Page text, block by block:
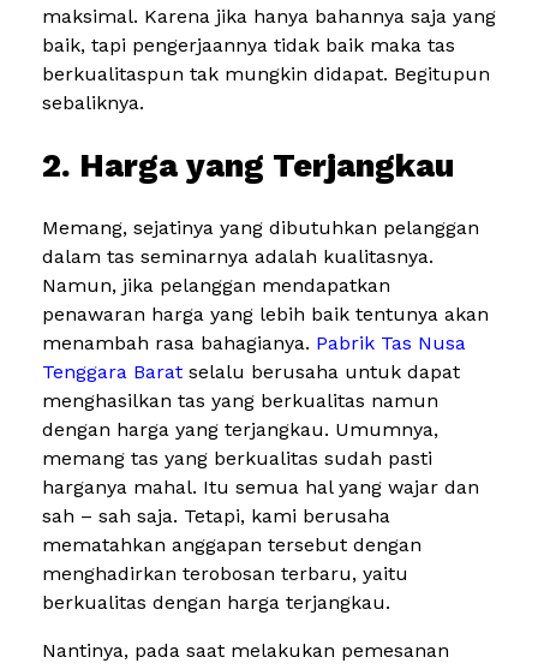
maksimal. Karena jika hanya bahannya saja yang
baik, tapi pengerjaannya tidak baik maka tas
berkualitaspun tak mungkin didapat. Begitupun
sebaliknya.
2. Harga yang Terjangkau
Memang, sejatinya yang dibutuhkan pelanggan
dalam tas seminarnya adalah kualitasnya.
Namun, jika pelanggan mendapatkan
penawaran harga yang lebih baik tentunya akan
menambah rasa bahagianya. Pabrik Tas Nusa
Tenggara Barat selalu berusaha untuk dapat
menghasilkan tas yang berkualitas namun
dengan harga yang terjangkau. Umumnya,
memang tas yang berkualitas sudah pasti
harganya mahal. Itu semua hal yang wajar dan
sah – sah saja. Tetapi, kami berusaha
mematahkan anggapan tersebut dengan
menghadirkan terobosan terbaru, yaitu
berkualitas dengan harga terjangkau.
Nantinya, pada saat melakukan pemesanan